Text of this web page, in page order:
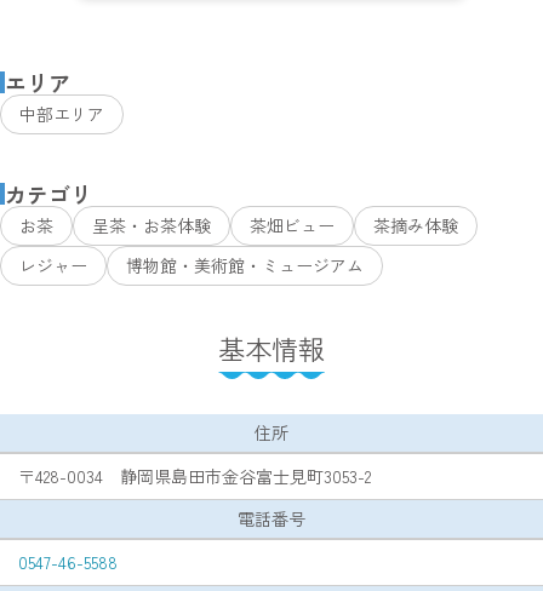
エリア
中部エリア
カテゴリ
お茶 呈茶・お茶体験 茶畑ビュー
茶摘み体験
レジャー
博物館・美術館・ミュージアム
基本情報
住所
〒428-0034 静岡県島田市金谷富士見町3053-2
電話番号
0547-46-5588